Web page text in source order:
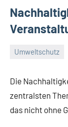
Umweltschutz
Die
zentralsten
das nicht ohne